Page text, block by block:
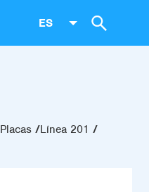
ES
Placas
Línea 201